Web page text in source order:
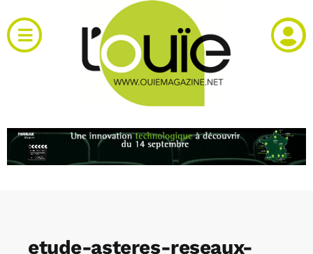
au
contenu
Toggle
Navigation
RH et emploi
etude-asteres-reseaux-